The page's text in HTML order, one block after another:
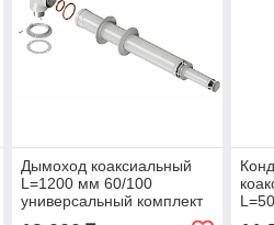
Дымоход коаксиальный
L=1200 мм 60/100
универсальный комплект
для настенного котла